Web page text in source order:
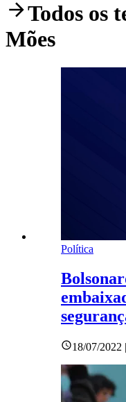
Todos os
Mões
Política
18/07/2022